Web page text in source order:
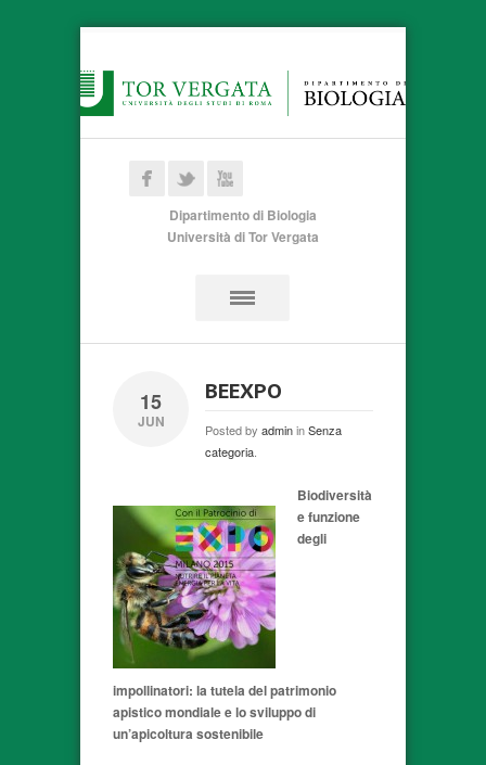
Dipartimento di Biologia
Università di Tor Vergata
15
JUN
BEEXPO
Posted by admininSenza
categoria.
Biodiversità
e funzione
degli
impollinatori: la tutela del patrimonio
apistico mondiale e lo sviluppo di
un’apicoltura sostenibile